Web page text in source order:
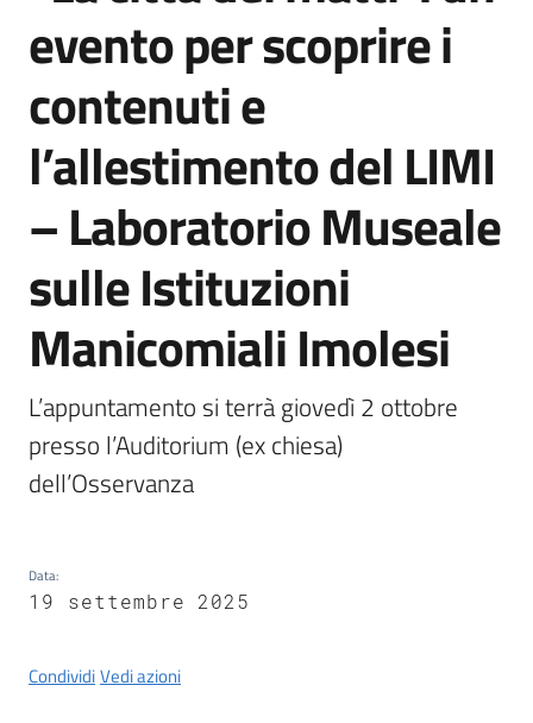
Servizi
Vivere
Castel
del
Servizi
on-
line
Tutti
evento per scoprire i
contenuti e
l’allestimento del LIMI
– Laboratorio Museale
sulle Istituzioni
Manicomiali Imolesi
L’appuntamento si terrà giovedì 2 ottobre
presso l’Auditorium (ex chiesa)
dell’Osservanza
Data:
19 settembre 2025
CondividiVedi azioni